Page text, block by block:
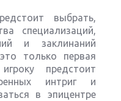
выбрать,
специализаций,
и заклинаний
только первая
предстоит
интриг и
в эпицентре